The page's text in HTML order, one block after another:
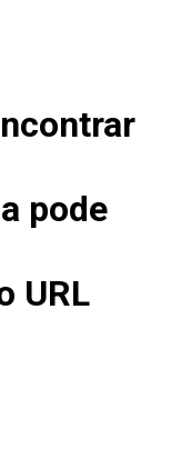
pode
URL